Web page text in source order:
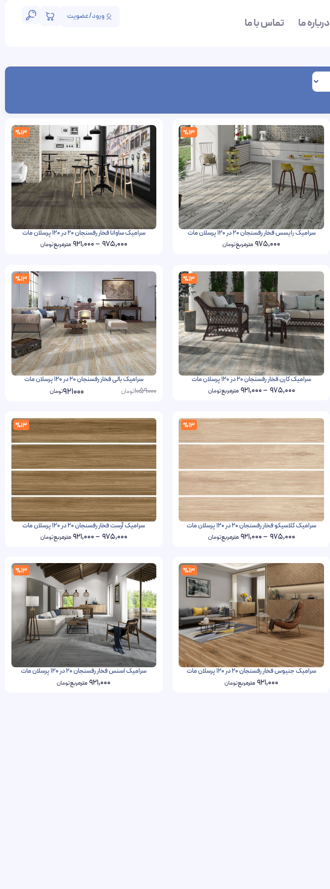
درباره ما تماس با ما ورود/عضویت
%13
سرامیک رایسس فخار رفسنجان 20 در 120 پرسلان مات
975,000 مترمربعتومان
%13
سرامیک ساوانا فخار رفسنجان 20 در 120 پرسلان مات
975,000
–
921,000 مترمربعتومان
%13
سرامیک کارن فخار رفسنجان 20 در 120 پرسلان مات
975,000
–
921,000 مترمربعتومان
%13
سرامیک بالی فخار رفسنجان 20 در 120 پرسلان مات
1059000تومان 921000تومان
%13
سرامیک کلاسیکو فخار رفسنجان 20 در 120 پرسلان مات
975,000
–
921,000 مترمربعتومان
%13
سرامیک آرست فخار رفسنجان 20 در 120 پرسلان مات
975,000
–
921,000 مترمربعتومان
%13
سرامیک جنیوس فخار رفسنجان 20 در 120 پرسلان مات
921,000 مترمربعتومان
%13
سرامیک اسنس فخار رفسنجان 20 در 120 پرسلان مات
921,000 مترمربعتومان